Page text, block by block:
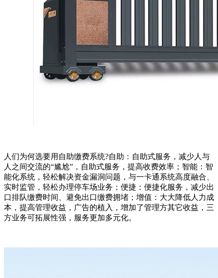
人们为何选要用自助缴费系统?自助：自助式服务，减少人与
人之间交流的“尴尬”，自助式服务，提高收费效率；智能：智
能化系统，轻松解决资金漏洞问题，与一卡通系统高度融合、
实时监管，轻松办理停车场业务；便捷：便捷化服务，减少出
口排队缴费时间、避免出口缴费拥堵；增值：大大降低人力成
本，提高管理收益，广告的植入，增加了管理方其它收益，三
方业务可拓展性强，服务更加多元化。